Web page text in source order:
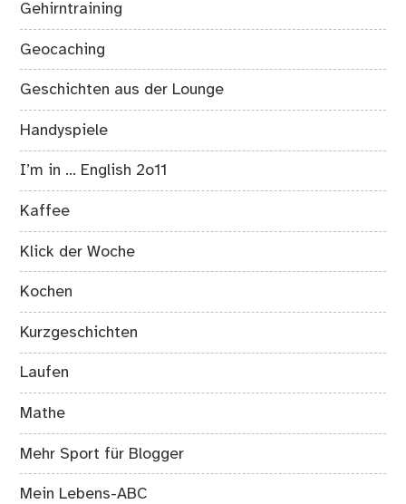
Gehirntraining
Geocaching
Geschichten aus der Lounge
Handyspiele
I’m in … English 2o11
Kaffee
Klick der Woche
Kochen
Kurzgeschichten
Laufen
Mathe
Mehr Sport für Blogger
Mein Lebens-ABC